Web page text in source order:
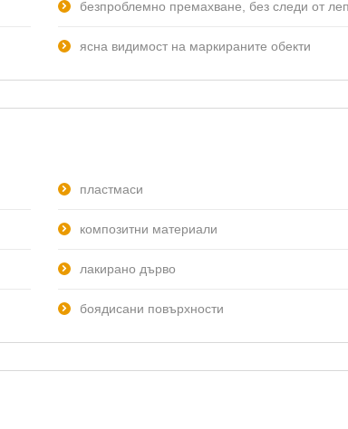
безпроблемно премахване, без следи от
ясна видимост на маркираните обекти
пластмаси
композитни материали
лакирано дърво
боядисани повърхности